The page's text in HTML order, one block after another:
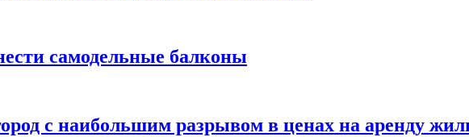
самодельные балконы
с наибольшим разрывом в ценах на аренду